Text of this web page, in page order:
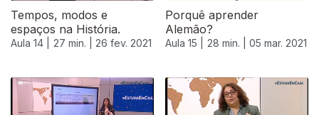
Tempos, modos e
espaços na História.
Aula 14 | 27 min. | 26 fev. 2021
Porquê aprender
Alemão?
Aula 15 | 28 min. | 05 mar. 2021